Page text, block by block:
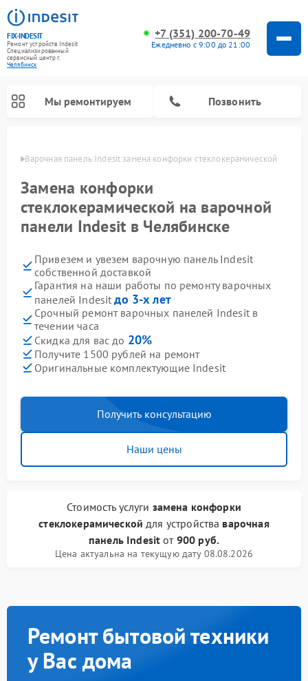
FIX-INDESIT
Ремонт устройств Indesit
Специализированный
cервисный центр г.
Челябинск
+7 (351) 200-70-49
Ежедневно с 9:00 до 21:00
Мы ремонтируем Позвонить
Варочная панель Indesit замена конфорки стеклокерамической
Замена конфорки
стеклокерамической на варочной
панели Indesit в Челябинске
Привезем и увезем варочную панель Indesit
собственной доставкой
Гарантия на наши работы по ремонту варочных
панелей Indesitдо 3-х лет
Срочный ремонт варочных панелей Indesit в
течении часа
Скидка для вас до 20%
Получите 1500 рублей на ремонт
Оригинальные комплектующие Indesit
Получить консультацию
Наши цены
Стоимость услуги замена конфорки
стеклокерамической для устройства варочная
панель Indesit от 900 руб.
Цена актуальна на текущую дату 08.08.2026
Ремонт бытовой техники
у Вас дома